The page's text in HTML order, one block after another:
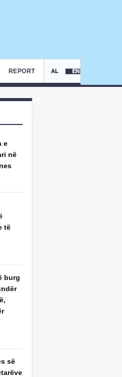
REPORT AL EN
e
në
të
burg
së